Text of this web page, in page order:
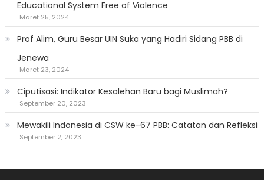
Educational System Free of Violence
Maret 25, 2024
Prof Alim, Guru Besar UIN Suka yang Hadiri Sidang PBB di
Jenewa
Maret 23, 2024
Ciputisasi: Indikator Kesalehan Baru bagi Muslimah?
September 20, 2023
Mewakili Indonesia di CSW ke-67 PBB: Catatan dan Refleksi
September 2, 2023